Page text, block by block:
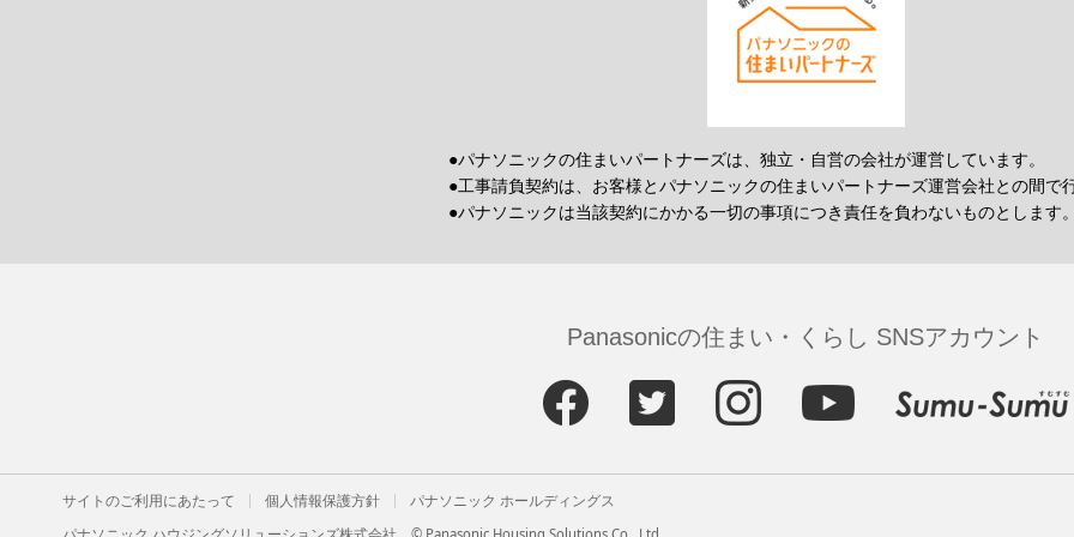
●パナソニックの住まいパートナーズは、独立・自営の会社が運営しています。
●工事請負契約は、お客様とパナソニックの住まいパートナーズ運営会社との間で
●パナソニックは当該契約にかかる一切の事項につき責任を負わないものとします。
Panasonicの住まい・くらし SNSアカウント
サイトのご利用にあたって 個人情報保護方針 パナソニック ホールディングス